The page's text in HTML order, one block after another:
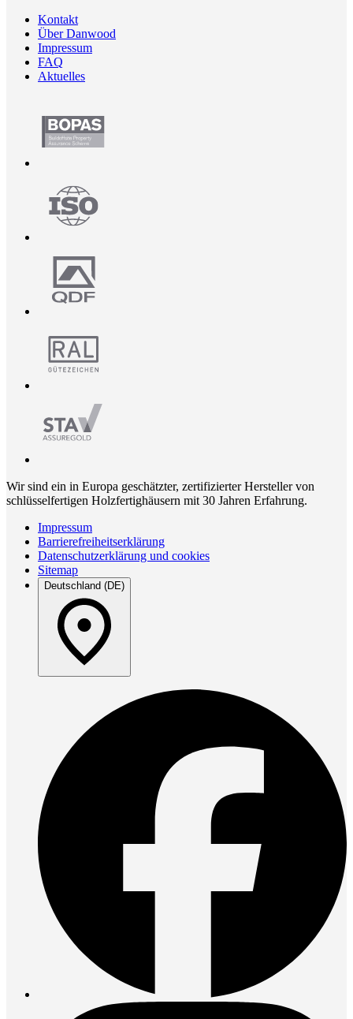
Kontakt
Über Danwood
Impressum
FAQ
Aktuelles
Wir sind ein in Europa geschätzter, zertifizierter Hersteller von
schlüsselfertigen Holzfertighäusern mit 30 Jahren Erfahrung.
Impressum
Barrierefreiheitserklärung
Datenschutzerklärung und cookies
Sitemap
Deutschland (DE)